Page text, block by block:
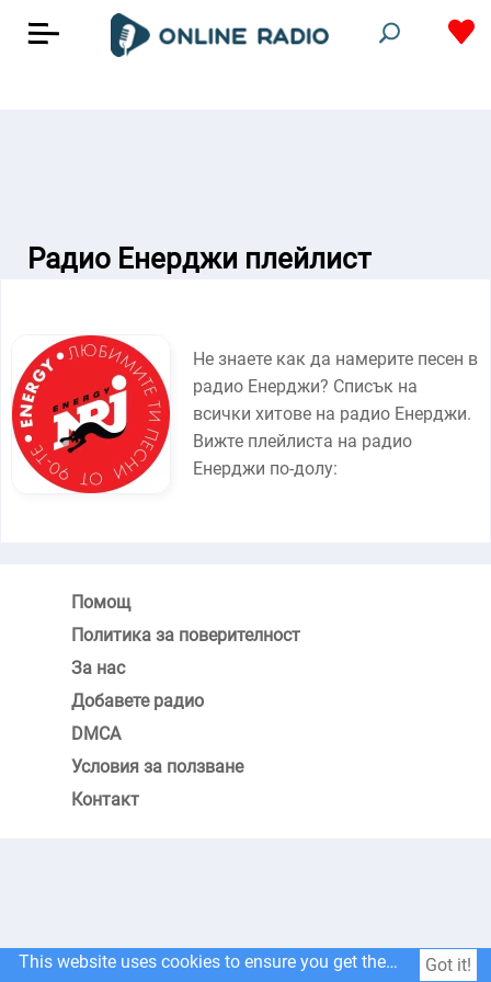
Радио Енерджи плейлист
Не знаете как да намерите песен в
радио Енерджи? Списък на
всички хитове на радио Енерджи.
Вижте плейлиста на радио
Енерджи по-долу:
Помощ
Политика за поверителност
За нас
Добавете радио
DMCA
Условия за ползване
Контакт
This website uses cookies to ensure you get the best experience on our website. Got it!